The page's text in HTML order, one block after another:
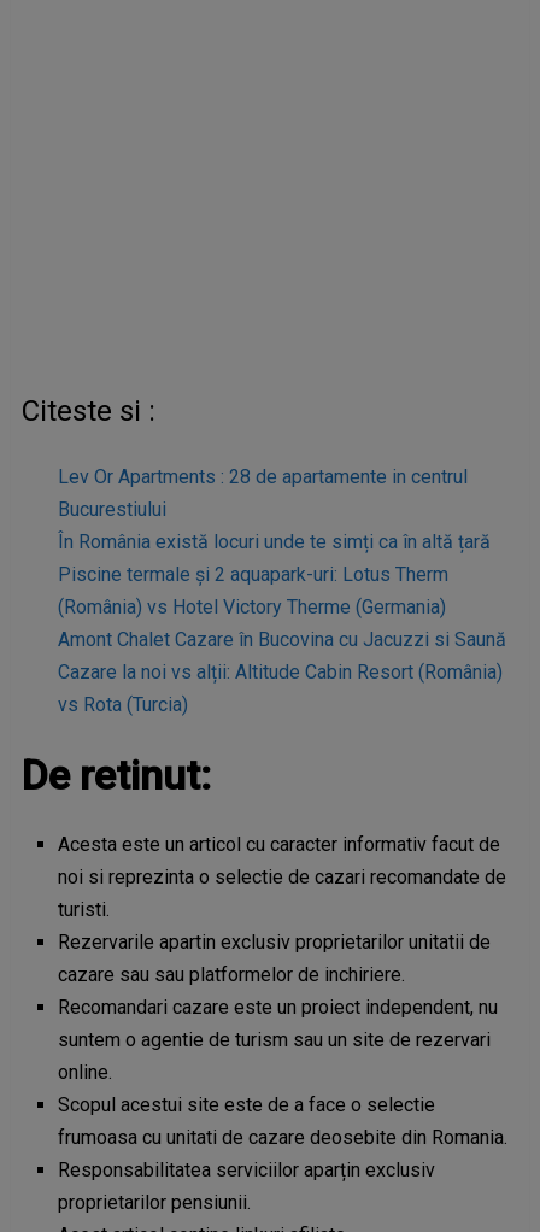
Citeste si :
Lev Or Apartments : 28 de apartamente in centrul
Bucurestiului
În România există locuri unde te simți ca în altă țară
Piscine termale și 2 aquapark-uri: Lotus Therm
(România) vs Hotel Victory Therme (Germania)
Amont Chalet Cazare în Bucovina cu Jacuzzi si Saună
Cazare la noi vs alții: Altitude Cabin Resort (România)
vs Rota (Turcia)
De retinut:
Acesta este un articol cu caracter informativ facut de
noi si reprezinta o selectie de cazari recomandate de
turisti.
Rezervarile apartin exclusiv proprietarilor unitatii de
cazare sau sau platformelor de inchiriere.
Recomandari cazare este un proiect independent, nu
suntem o agentie de turism sau un site de rezervari
online.
Scopul acestui site este de a face o selectie
frumoasa cu unitati de cazare deosebite din Romania.
Responsabilitatea serviciilor aparțin exclusiv
proprietarilor pensiunii.